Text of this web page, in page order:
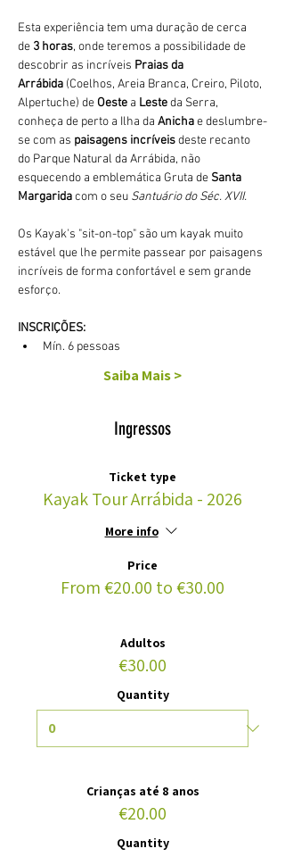
Esta experiência tem uma duração de cerca
de 3 horas, onde teremos a possibilidade de
descobrir as incríveis Praias da
Arrábida (Coelhos, Areia Branca, Creiro, Piloto,
Alpertuche) de Oeste a Leste da Serra,
conheça de perto a Ilha da Anicha e deslumbre-
se com as paisagens incríveis deste recanto
do Parque Natural da Arrábida, não
esquecendo a emblemática Gruta de Santa
Margarida com o seu Santuário do Séc. XVII.
Os Kayak's "sit-on-top" são um kayak muito
estável que lhe permite passear por paisagens
incríveis de forma confortável e sem grande
esforço.
INSCRIÇÕES:
Mín. 6 pessoas
Saiba Mais >
Ingressos
Ticket type
Kayak Tour Arrábida - 2026
More info
Price
From €20.00 to €30.00
Adultos
€30.00
Quantity
Crianças até 8 anos
€20.00
Quantity